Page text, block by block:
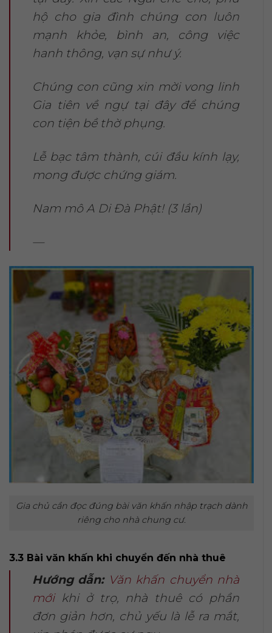
hộ cho gia đình chúng con luôn
mạnh khỏe, bình an, công việc
hanh thông, vạn sự như ý.
Chúng con cũng xin mời vong linh
Gia tiên về ngự tại đây để chúng
con tiện bề thờ phụng.
Lễ bạc tâm thành, cúi đầu kính lạy,
mong được chứng giám.
Nam mô A Di Đà Phật! (3 lần)
—
Gia chủ cần đọc đúng bài văn khấn nhập trạch dành
riêng cho nhà chung cư.
3.3 Bài văn khấn khi chuyển đến nhà thuê
Hướng dẫn: Văn khấn chuyển nhà
mớikhi ở trọ, nhà thuê có phần
đơn giản hơn, chủ yếu là lễ ra mắt,